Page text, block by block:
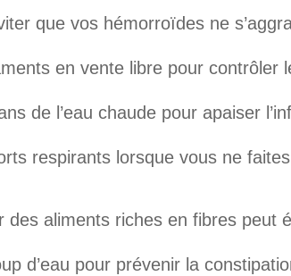
que vos hémorroïdes ne
en vente libre pour contrôler
de l’eau chaude pour apaiser
respirants lorsque vous ne
des aliments riches en fibres peut
d’eau pour prévenir la